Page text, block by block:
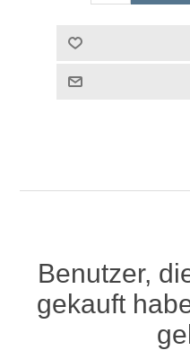
Benutzer,
gekauft